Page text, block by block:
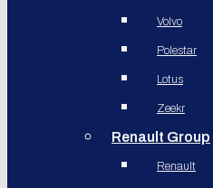
Volvo
Polestar
Lotus
Zeekr
Renault Group
Renault